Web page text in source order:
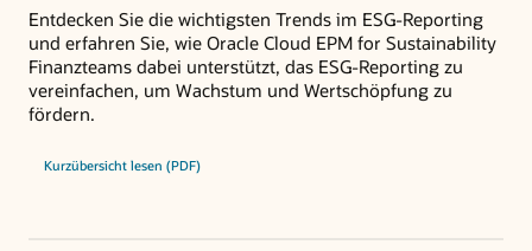
Entdecken Sie die wichtigsten Trends im ESG-Reporting
und erfahren Sie, wie Oracle Cloud EPM for Sustainability
Finanzteams dabei unterstützt, das ESG-Reporting zu
vereinfachen, um Wachstum und Wertschöpfung zu
fördern.
Kurzübersicht lesen (PDF)